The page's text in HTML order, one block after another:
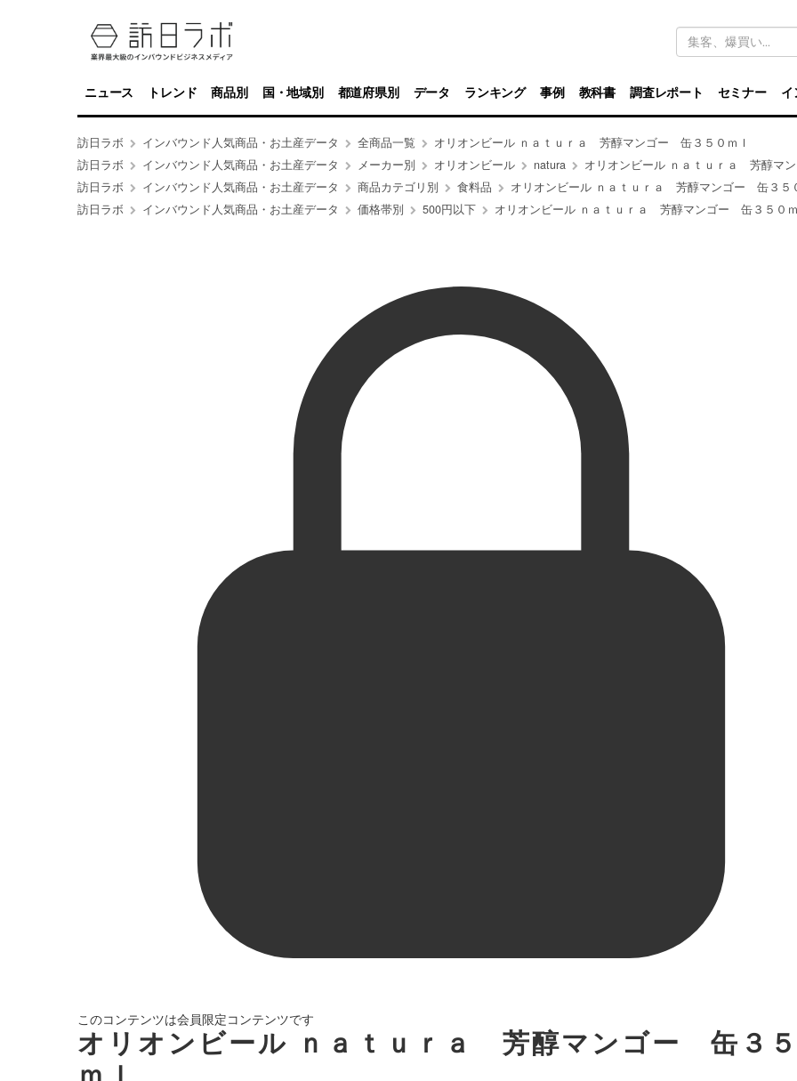
キ
ワ
ド
検
索
ニュース トレンド 商品別 国・地域別 都道府県別 データ ランキング 事例 教科書 調査レポート セミナー イ
訪日ラボ インバウンド人気商品・お土産データ 全商品一覧
オリオンビール ｎａｔｕｒａ 芳醇マンゴー 缶３５０ｍｌ
訪日ラボ
インバウンド人気商品・お土産データ メーカー別 オリオンビール natura
オリオンビール ｎａｔｕｒａ 芳醇マンゴー 缶３
訪日ラボ
インバウンド人気商品・お土産データ 商品カテゴリ別 食料品
オリオンビール ｎａｔｕｒａ 芳醇マンゴー 缶３５
訪日ラボ
インバウンド人気商品・お土産データ 価格帯別 500円以下 オリオンビール ｎａｔｕｒａ 芳醇マンゴー 缶３５０
このコンテンツは会員限定コンテンツです
オリオンビール ｎａｔｕｒａ 芳醇マンゴー 缶３